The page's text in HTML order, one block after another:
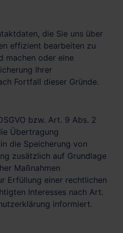
die Sie uns über
effizient bearbeiten zu
machen oder eine
Ihrer
Fortfall dieser Gründe.
bzw. Art. 9 Abs. 2
Übertragung
die Speicherung von
zusätzlich auf Grundlage
Maßnahmen
Erfüllung einer rechtlichen
Interesses nach Art.
informiert.